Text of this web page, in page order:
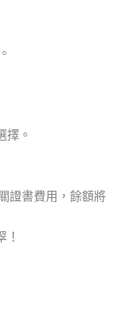
擇。
證書費用，餘額將
！